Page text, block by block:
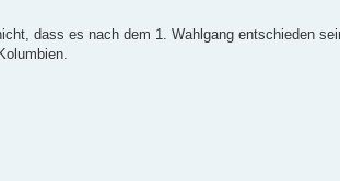
dass es nach dem 1. Wahlgang entschieden